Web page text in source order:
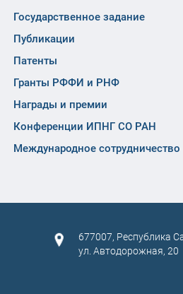
Государственное задание
Публикации
Патенты
Гранты РФФИ и РНФ
Награды и премии
Конференции ИПНГ СО РАН
Международное сотрудничество
677007, Республика
ул. Автодорожная, 20